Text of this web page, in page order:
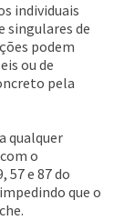
individuais
singulares de
podem
ou de
pela
qualquer
o
57 e 87 do
que o